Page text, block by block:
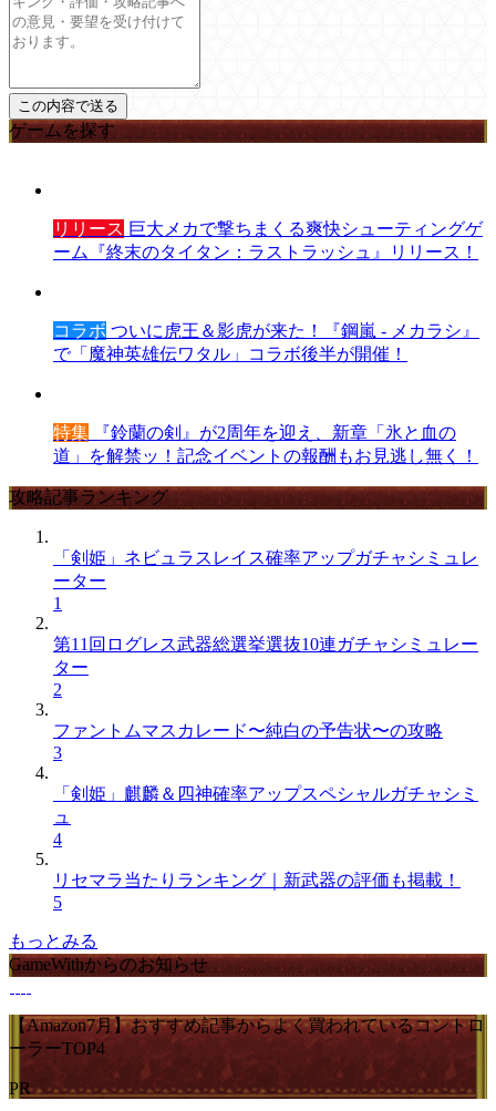
ゲームを探す
リリース 巨大メカで撃ちまくる爽快シューティングゲ
ーム『終末のタイタン：ラストラッシュ』リリース！
コラボ ついに虎王＆影虎が来た！『鋼嵐 - メカラシ』
で「魔神英雄伝ワタル」コラボ後半が開催！
特集 『鈴蘭の剣』が2周年を迎え、新章「氷と血の
道」を解禁ッ！記念イベントの報酬もお見逃し無く！
攻略記事ランキング
「剣姫」ネビュラスレイス確率アップガチャシミュレ
ーター
1
第11回ログレス武器総選挙選抜10連ガチャシミュレー
ター
2
ファントムマスカレード〜純白の予告状〜の攻略
3
「剣姫」麒麟＆四神確率アップスペシャルガチャシミ
ュ
4
リセマラ当たりランキング｜新武器の評価も掲載！
5
もっとみる
GameWithからのお知らせ
【Amazon7月】おすすめ記事からよく買われているコントロ
ーラーTOP4
PR